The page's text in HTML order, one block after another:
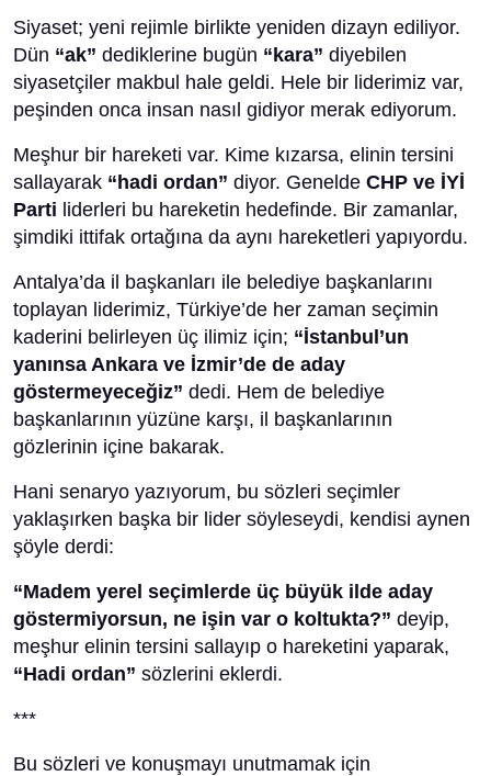
Siyaset; yeni rejimle birlikte yeniden dizayn ediliyor.
Dün “ak” dediklerine bugün “kara” diyebilen
siyasetçiler makbul hale geldi. Hele bir liderimiz var,
peşinden onca insan nasıl gidiyor merak ediyorum.
Meşhur bir hareketi var. Kime kızarsa, elinin tersini
sallayarak “hadi ordan” diyor. Genelde CHP ve İYİ
Parti liderleri bu hareketin hedefinde. Bir zamanlar,
şimdiki ittifak ortağına da aynı hareketleri yapıyordu.
Antalya’da il başkanları ile belediye başkanlarını
toplayan liderimiz, Türkiye’de her zaman seçimin
kaderini belirleyen üç ilimiz için; “İstanbul’un
yanınsa Ankara ve İzmir’de de aday
göstermeyeceğiz” dedi. Hem de belediye
başkanlarının yüzüne karşı, il başkanlarının
gözlerinin içine bakarak.
Hani senaryo yazıyorum, bu sözleri seçimler
yaklaşırken başka bir lider söyleseydi, kendisi aynen
şöyle derdi:
“Madem yerel seçimlerde üç büyük ilde aday
göstermiyorsun, ne işin var o koltukta?” deyip,
meşhur elinin tersini sallayıp o hareketini yaparak,
“Hadi ordan” sözlerini eklerdi.
***
Bu sözleri ve konuşmayı unutmamak için